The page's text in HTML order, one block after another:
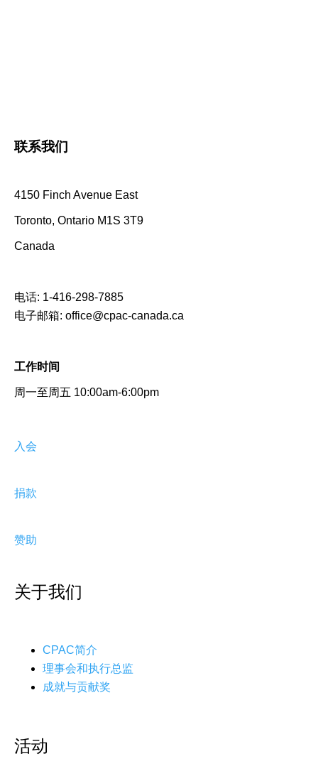
联系我们
4150 Finch Avenue East
Toronto, Ontario M1S 3T9
Canada
电话: 1-416-298-7885
电子邮箱: office@cpac-canada.ca
工作时间
周一至周五 10:00am-6:00pm
入会
捐款
赞助
关于我们
CPAC简介
理事会和执行总监
成就与贡献奖
活动